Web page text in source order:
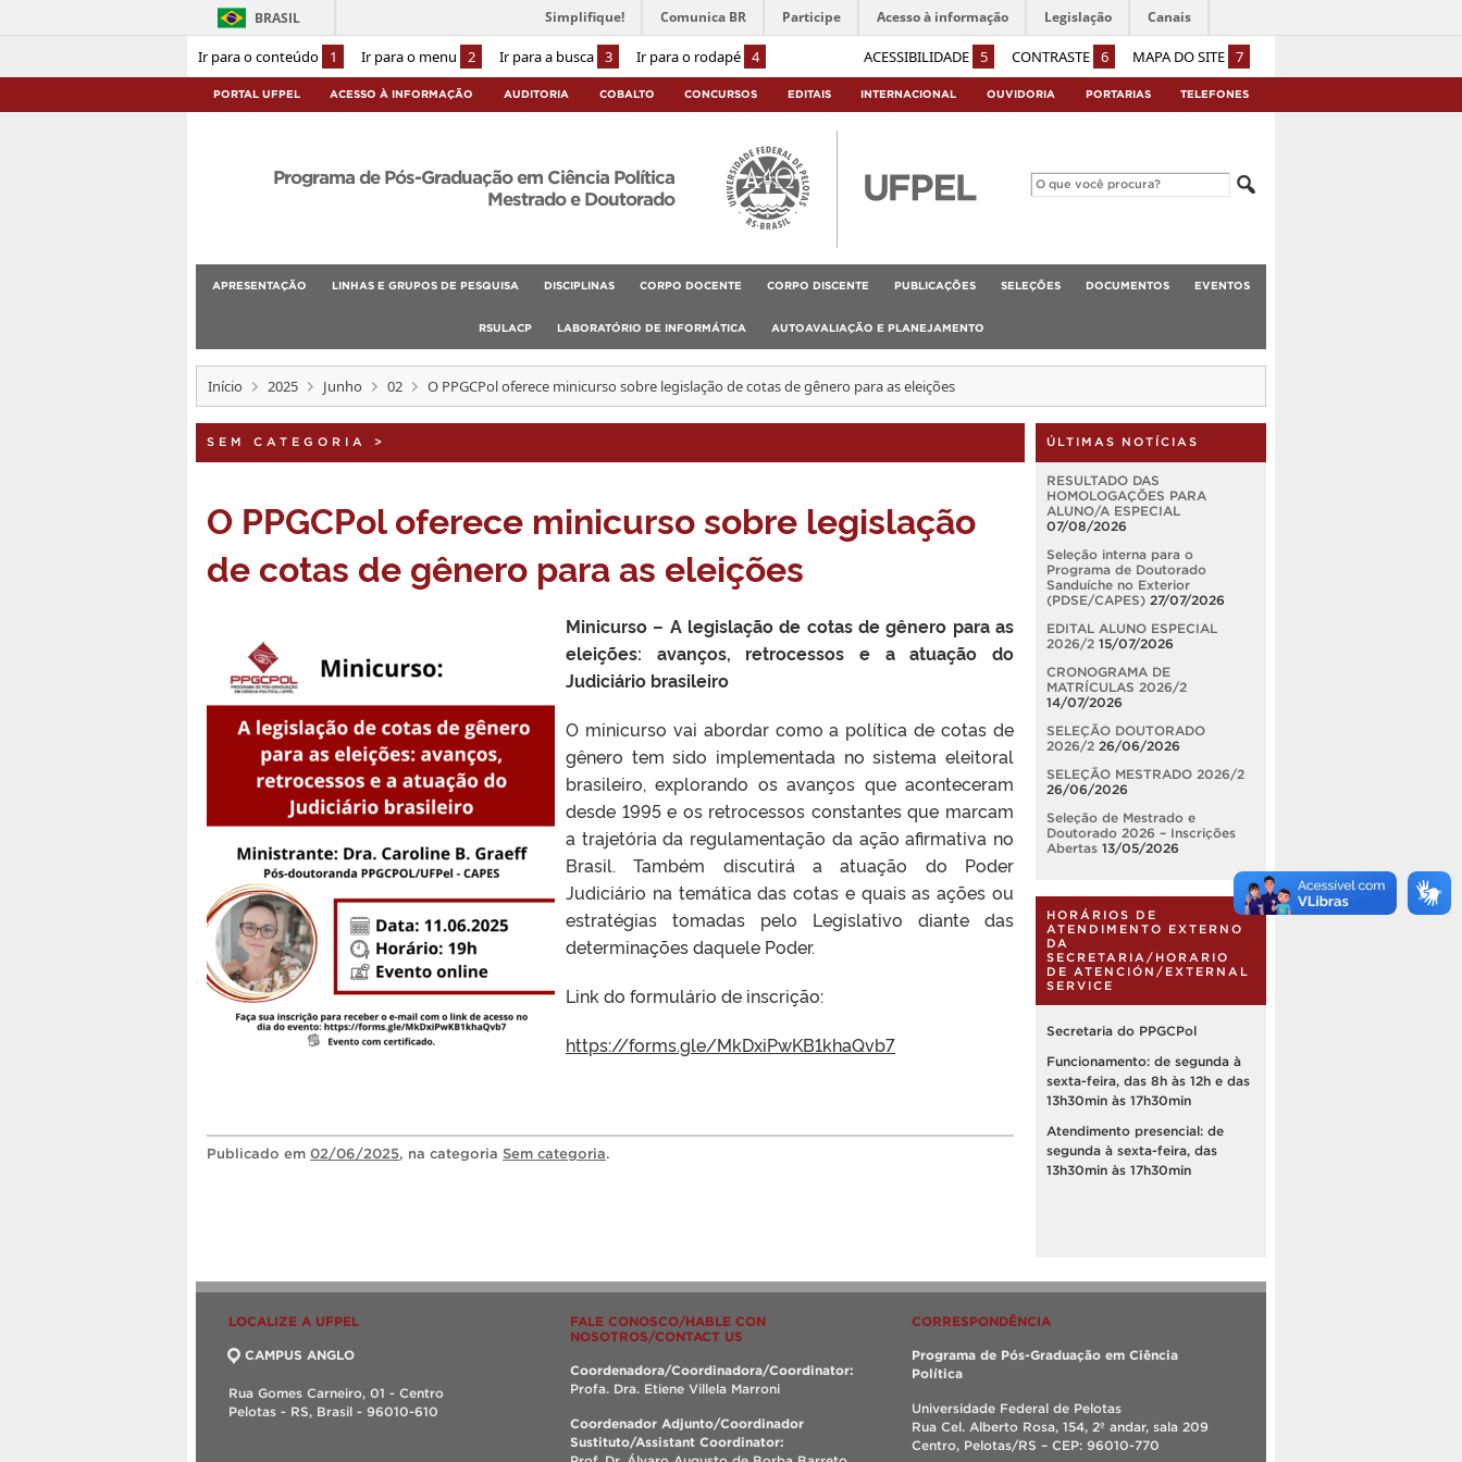
Ir para o conteúdo 1 Ir para o menu 2 Ir para a busca 3 Ir para o rodapé 4 ACESSIBILIDADE 5 CONTRASTE 6 MAPA DO SITE 7
BRASIL Simplifique! Comunica BR Participe Acesso à informação Legislação Canais
PORTAL UFPEL ACESSO À INFORMAÇÃO AUDITORIA COBALTO CONCURSOS EDITAIS INTERNACIONAL OUVIDORIA PORTARIAS TELEFONES
Programa de Pós-Graduação em Ciência Política
Mestrado e Doutorado
APRESENTAÇÃO LINHAS E GRUPOS DE PESQUISA DISCIPLINAS CORPO DOCENTE CORPO DISCENTE PUBLICAÇÕES SELEÇÕES DOCUMENTOS EVENTOS
RSULACP LABORATÓRIO DE INFORMÁTICA AUTOAVALIAÇÃO E PLANEJAMENTO
Início 2025 Junho 02 O PPGCPol oferece minicurso sobre legislação de cotas de gênero para as eleições
SEM CATEGORIA >
O PPGCPol oferece minicurso sobre legislação
de cotas de gênero para as eleições
Minicurso – A legislação de cotas de gênero para as
eleições: avanços, retrocessos e a atuação do
Judiciário brasileiro
O minicurso vai abordar como a política de cotas de
gênero tem sido implementada no sistema eleitoral
brasileiro, explorando os avanços que aconteceram
desde 1995 e os retrocessos constantes que marcam
a trajetória da regulamentação da ação afirmativa no
Brasil. Também discutirá a atuação do Poder
Judiciário na temática das cotas e quais as ações ou
estratégias tomadas pelo Legislativo diante das
determinações daquele Poder.
Link do formulário de inscrição:
https://forms.gle/MkDxiPwKB1khaQvb7
Publicado em 02/06/2025, na categoria Sem categoria.
ÚLTIMAS NOTÍCIAS
RESULTADO DAS
HOMOLOGAÇÕES PARA
ALUNO/A ESPECIAL
07/08/2026
Seleção interna para o
Programa de Doutorado
Sanduíche no Exterior
(PDSE/CAPES) 27/07/2026
EDITAL ALUNO ESPECIAL
2026/2 15/07/2026
CRONOGRAMA DE
MATRÍCULAS 2026/2
14/07/2026
SELEÇÃO DOUTORADO
2026/2 26/06/2026
SELEÇÃO MESTRADO 2026/2
26/06/2026
Seleção de Mestrado e
Doutorado 2026 – Inscrições
Abertas 13/05/2026
HORÁRIOS DE
ATENDIMENTO EXTERNO
DA
SECRETARIA/HORARIO
DE ATENCIÓN/EXTERNAL
SERVICE
Secretaria do PPGCPol
Funcionamento: de segunda à
sexta-feira, das 8h às 12h e das
13h30min às 17h30min
Atendimento presencial: de
segunda à sexta-feira, das
13h30min às 17h30min
LOCALIZE A UFPEL
CAMPUS ANGLO
Rua Gomes Carneiro, 01 - Centro
Pelotas - RS, Brasil - 96010-610
FALE CONOSCO/HABLE CON
NOSOTROS/CONTACT US
Coordenadora/Coordinadora/Coordinator:
Profa. Dra. Etiene Villela Marroni
Coordenador Adjunto/Coordinador
Sustituto/Assistant Coordinator:
CORRESPONDÊNCIA
Programa de Pós-Graduação em Ciência
Política
Universidade Federal de Pelotas
Rua Cel. Alberto Rosa, 154, 2º andar, sala 209
Centro, Pelotas/RS – CEP: 96010-770